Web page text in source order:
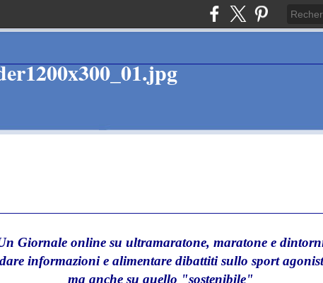
Giornale online su ultramaratone, maratone e
informazioni e alimentare dibattiti sullo sport
ma anche su quello "sostenibile"